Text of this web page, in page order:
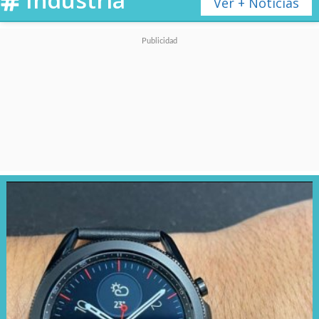
Los usuarios podrán elegir entre
distintas calidades de audio
(desde baja hasta sin pérdidas)
según su tipo de conexión y